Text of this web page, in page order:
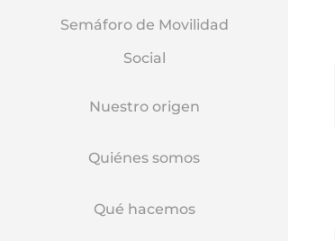
Semáforo de Movilidad
Social
Nuestro origen
Quiénes somos
Qué hacemos